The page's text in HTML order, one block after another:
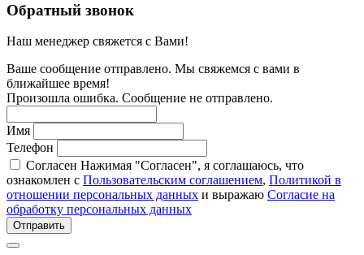
Обратный звонок
Наш менеджер свяжется с Вами!
Ваше сообщение отправлено. Мы свяжемся с вами в
ближайшее время!
Произошла ошибка. Сообщение не отправлено.
Имя
Телефон
Согласен Нажимая "Согласен", я соглашаюсь, что
ознакомлен с Пользовательским соглашением, Политикой в
отношении персональных данных и выражаю Согласие на
обработку персональных данных
Отправить